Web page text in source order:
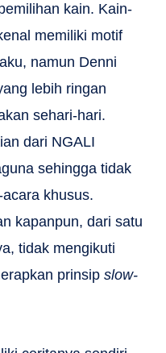
kain. Kain-
memiliki motif
namun Denni
lebih ringan
sehari-hari.
dari NGALI
sehingga tidak
khusus.
kapanpun, dari satu
tidak mengikuti
prinsip slow-